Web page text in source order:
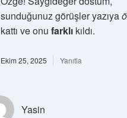
sunduğunuz görüşler yazıya
kattı ve onu farklıkıldı.
Ekim 25, 2025 Yanıtla
Yasin